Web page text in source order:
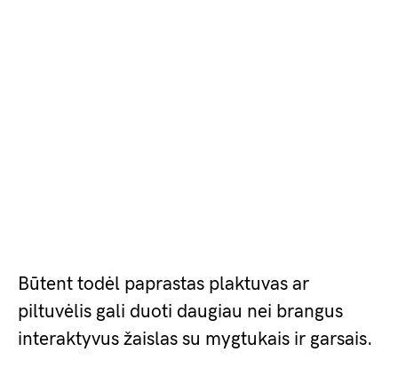
Būtent todėl paprastas plaktuvas ar
piltuvėlis gali duoti daugiau nei brangus
interaktyvus žaislas su mygtukais ir garsais.